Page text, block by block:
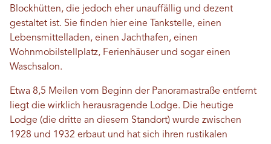
Blockhütten, die jedoch eher unauffällig und dezent
gestaltet ist. Sie finden hier eine Tankstelle, einen
Lebensmittelladen, einen Jachthafen, einen
Wohnmobilstellplatz, Ferienhäuser und sogar einen
Waschsalon.
Etwa 8,5 Meilen vom Beginn der Panoramastraße entfernt
liegt die wirklich herausragende Lodge. Die heutige
Lodge (die dritte an diesem Standort) wurde zwischen
1928 und 1932 erbaut und hat sich ihren rustikalen